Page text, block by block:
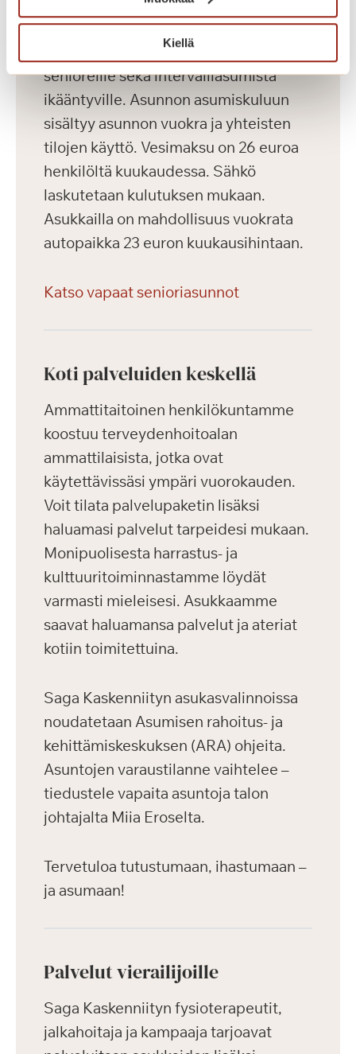
Kiellä
Saga Kaskenniitty tarjoaa viihtyisää ja
laadukasta vuokra-asumista aktiivisille
senioreille sekä intervalliasumista
ikääntyville. Asunnon asumiskuluun
sisältyy asunnon vuokra ja yhteisten
tilojen käyttö. Vesimaksu on 26 euroa
henkilöltä kuukaudessa. Sähkö
laskutetaan kulutuksen mukaan.
Asukkailla on mahdollisuus vuokrata
autopaikka 23 euron kuukausihintaan.
Katso vapaat senioriasunnot
Koti palveluiden keskellä
Ammattitaitoinen henkilökuntamme
koostuu terveydenhoitoalan
ammattilaisista, jotka ovat
käytettävissäsi ympäri vuorokauden.
Voit tilata palvelupaketin lisäksi
haluamasi palvelut tarpeidesi mukaan.
Monipuolisesta harrastus- ja
kulttuuritoiminnastamme löydät
varmasti mieleisesi. Asukkaamme
saavat haluamansa palvelut ja ateriat
kotiin toimitettuina.
Saga Kaskenniityn asukasvalinnoissa
noudatetaan Asumisen rahoitus- ja
kehittämiskeskuksen (ARA) ohjeita.
Asuntojen varaustilanne vaihtelee –
tiedustele vapaita asuntoja talon
johtajalta Miia Eroselta.
Tervetuloa tutustumaan, ihastumaan –
ja asumaan!
Palvelut vierailijoille
Saga Kaskenniityn fysioterapeutit,
jalkahoitaja ja kampaaja tarjoavat